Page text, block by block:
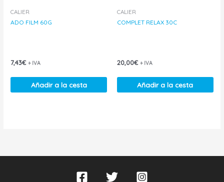
CALIER
ADO FILM 60G
7,43€ + IVA
Añadir a la cesta
CALIER
COMPLET RELAX 30C
20,00€ + IVA
Añadir a la cesta